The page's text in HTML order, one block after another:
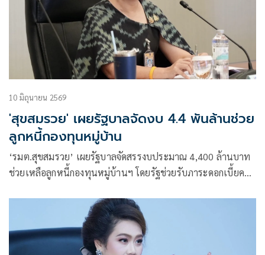
10 มิถุนายน 2569
'สุขสมรวย' เผยรัฐบาลจัดงบ 4.4 พันล้านช่วย
ลูกหนี้กองทุนหมู่บ้าน
‘รมต.สุขสมรวย’ เผยรัฐบาลจัดสรรงบประมาณ 4,400 ล้านบาท
ช่วยเหลือลูกหนี้กองทุนหมู่บ้านฯ โดยรัฐช่วยรับภาระดอกเบี้ยครึ่ง